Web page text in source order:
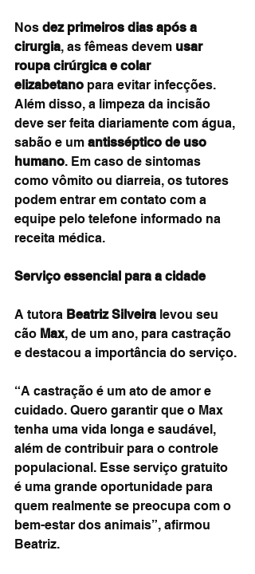
Nos dez primeiros dias após a
cirurgia, as fêmeas devem usar
roupa cirúrgica e colar
elizabetano para evitar infecções.
Além disso, a limpeza da incisão
deve ser feita diariamente com água,
sabão e um antisséptico de uso
humano. Em caso de sintomas
como vômito ou diarreia, os tutores
podem entrar em contato com a
equipe pelo telefone informado na
receita médica.
Serviço essencial para a cidade
A tutora Beatriz Silveira levou seu
cão Max, de um ano, para castração
e destacou a importância do serviço.
“A castração é um ato de amor e
cuidado. Quero garantir que o Max
tenha uma vida longa e saudável,
além de contribuir para o controle
populacional. Esse serviço gratuito
é uma grande oportunidade para
quem realmente se preocupa com o
bem-estar dos animais”, afirmou
Beatriz.